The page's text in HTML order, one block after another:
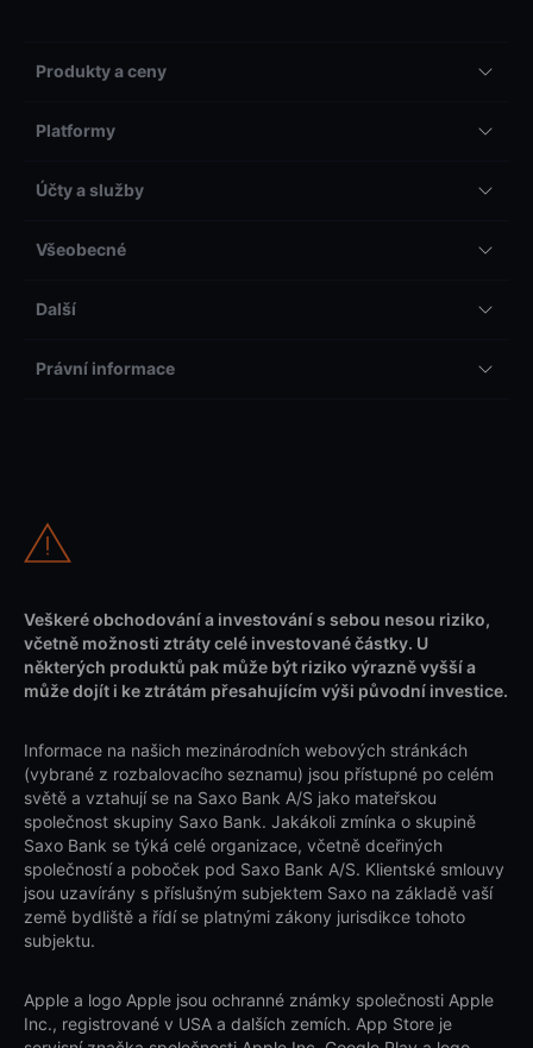
Produkty a ceny
Platformy
Účty a služby
Všeobecné
Další
Právní informace
Veškeré obchodování a investování s sebou nesou riziko,
včetně možnosti ztráty celé investované částky. U
některých produktů pak může být riziko výrazně vyšší a
může dojít i ke ztrátám přesahujícím výši původní investice.
Informace na našich mezinárodních webových stránkách
(vybrané z rozbalovacího seznamu) jsou přístupné po celém
světě a vztahují se na Saxo Bank A/S jako mateřskou
společnost skupiny Saxo Bank. Jakákoli zmínka o skupině
Saxo Bank se týká celé organizace, včetně dceřiných
společností a poboček pod Saxo Bank A/S. Klientské smlouvy
jsou uzavírány s příslušným subjektem Saxo na základě vaší
země bydliště a řídí se platnými zákony jurisdikce tohoto
subjektu.
Apple a logo Apple jsou ochranné známky společnosti Apple
Inc., registrované v USA a dalších zemích. App Store je